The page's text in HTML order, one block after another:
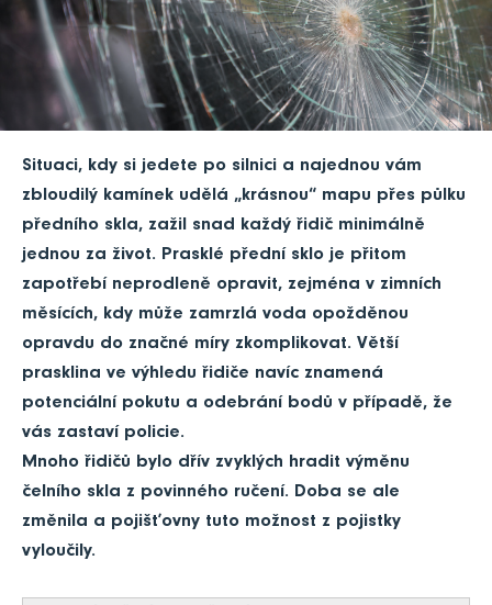
Situaci, kdy si jedete po silnici a najednou vám
zbloudilý kamínek udělá „krásnou“ mapu přes půlku
předního skla, zažil snad každý řidič minimálně
jednou za život. Prasklé přední sklo je přitom
zapotřebí neprodleně opravit, zejména v zimních
měsících, kdy může zamrzlá voda opožděnou
opravdu do značné míry zkomplikovat. Větší
prasklina ve výhledu řidiče navíc znamená
potenciální pokutu a odebrání bodů v případě, že
vás zastaví policie.
Mnoho řidičů bylo dřív zvyklých hradit výměnu
čelního skla z povinného ručení. Doba se ale
změnila a pojišťovny tuto možnost z pojistky
vyloučily.